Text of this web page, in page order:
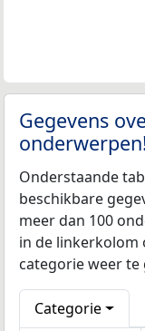
Gegevens
Onderstaande
beschikbare
meer dan 100
in de linkerkolom
categorie weer te
Categorie